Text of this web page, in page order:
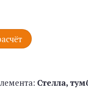
Стелла,